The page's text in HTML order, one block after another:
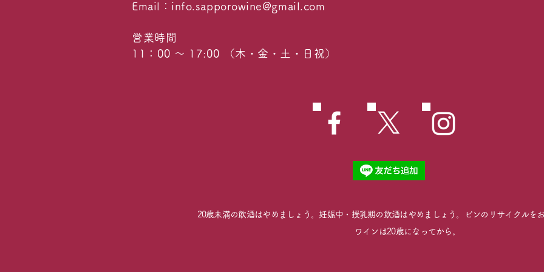
Email： info.sapporowine@gmail.com
営業時間
11：00 ～ 17:00 （木・金・土・日祝）
20歳未満の飲酒はやめましょう。妊娠中・授乳期の飲酒はやめましょう。ビンのリサイクルを
ワインは20歳になってから。